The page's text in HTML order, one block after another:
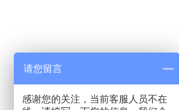
请您留言
感谢您的关注，当前客服人员不在